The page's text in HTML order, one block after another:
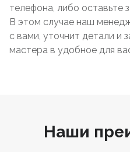
телефона, либо оставьте
В этом случае наш
с вами, уточнит детали и
мастера в удобное для
Наши